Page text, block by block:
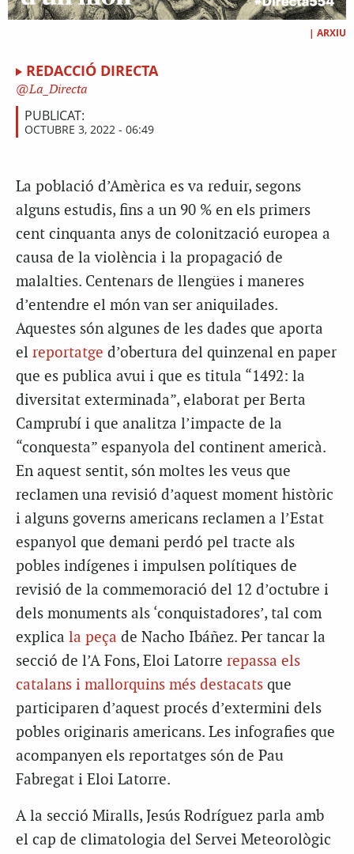
| ARXIU
REDACCIÓ DIRECTA
La_Directa
PUBLICAT:
OCTUBRE 3, 2022 - 06:49
La població d’Amèrica es va reduir, segons
alguns estudis, fins a un 90 % en els primers
cent cinquanta anys de colonització europea a
causa de la violència i la propagació de
malalties. Centenars de llengües i maneres
d’entendre el món van ser aniquilades.
Aquestes són algunes de les dades que aporta
el reportatge d’obertura del quinzenal en paper
que es publica avui i que es titula “1492: la
diversitat exterminada”, elaborat per Berta
Camprubí i que analitza l’impacte de la
“conquesta” espanyola del continent americà.
En aquest sentit, són moltes les veus que
reclamen una revisió d’aquest moment històric
i alguns governs americans reclamen a l’Estat
espanyol que demani perdó pel tracte als
pobles indígenes i impulsen polítiques de
revisió de la commemoració del 12 d’octubre i
dels monuments als ‘conquistadores’, tal com
explica la peça de Nacho Ibáñez. Per tancar la
secció de l’A Fons, Eloi Latorre repassa els
catalans i mallorquins més destacats que
participaren d’aquest procés d’extermini dels
pobles originaris americans. Les infografies que
acompanyen els reportatges són de Pau
Fabregat i Eloi Latorre.
A la secció Miralls, Jesús Rodríguez parla amb
el cap de climatologia del Servei Meteorològic